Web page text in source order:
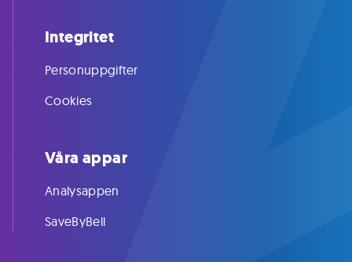
Integritet
Personuppgifter
Cookies
Våra appar
Analysappen
SaveByBell